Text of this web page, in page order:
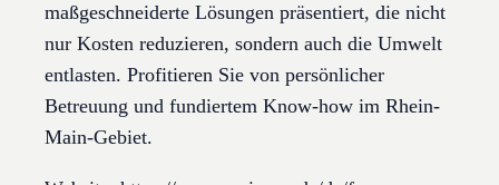
maßgeschneiderte Lösungen präsentiert, die nicht
nur Kosten reduzieren, sondern auch die Umwelt
entlasten. Profitieren Sie von persönlicher
Betreuung und fundiertem Know-how im Rhein-
Main-Gebiet.